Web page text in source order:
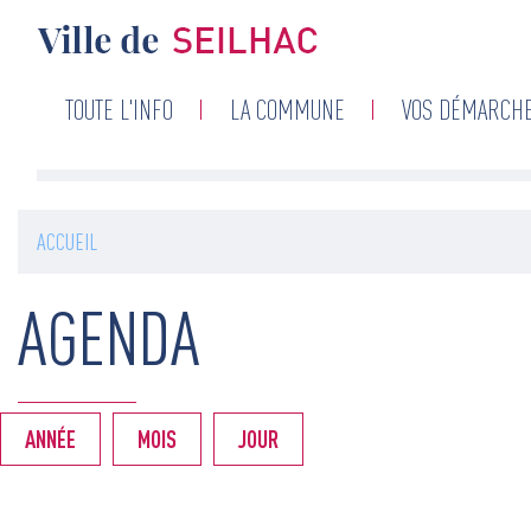
Navigation
TOUTE L'INFO LA COMMUNE VOS
ACCUEIL
AGENDA
ANNÉE MOIS JOUR